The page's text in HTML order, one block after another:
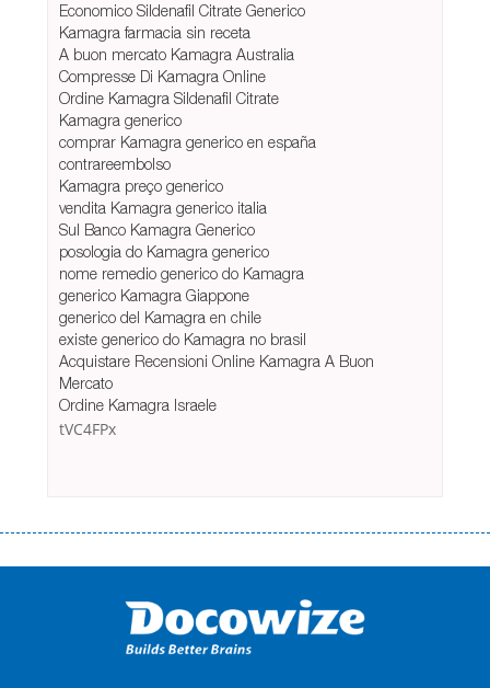
Economico Sildenafil Citrate Generico
Kamagra farmacia sin receta
A buon mercato Kamagra Australia
Compresse Di Kamagra Online
Ordine Kamagra Sildenafil Citrate
Kamagra generico
comprar Kamagra generico en españa
contrareembolso
Kamagra preço generico
vendita Kamagra generico italia
Sul Banco Kamagra Generico
posologia do Kamagra generico
nome remedio generico do Kamagra
generico Kamagra Giappone
generico del Kamagra en chile
existe generico do Kamagra no brasil
Acquistare Recensioni Online Kamagra A Buon
Mercato
Ordine Kamagra Israele
tVC4FPx
оформляти кредит в банку, значить Вам добре знайомі незручності
загальна тривалість процесу, втрата особистого часу і багато-багато
іншого. Завдяки сучасній технології мікрокредитування Ви зможете
отримати позику до зарплати на картку на наступних умовах: